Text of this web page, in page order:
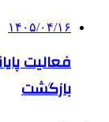
۱۴۰۵/۰۴/۱۶
فعالیت
بازگشت